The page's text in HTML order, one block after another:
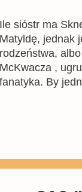
Ile sióstr ma
Matyldę, jednak
rodzeństwa,
McKwacza ,
fanatyka. By
Choć w jego